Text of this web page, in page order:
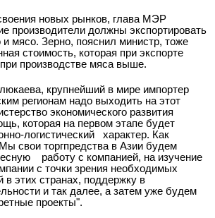
новых рынков, глава МЭР
производители должны экспортировать
и мясо. Зерно, пояснил министр, тоже
стоимость, которая при экспорте
производстве мяса выше.
крупнейший в мире импортер
регионам надо выходить на этот
экономического развития
которая на первом этапе будет
логистический
характер. Как
свои торгпредства в Азии будем
работу с компанией, на изучение
с точки зрения необходимых
в этих странах, поддержку в
и так далее, а затем уже будем
проекты".